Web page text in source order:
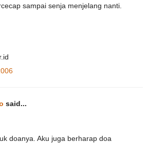
sampai senja menjelang nanti.
said...
doanya. Aku juga berharap doa